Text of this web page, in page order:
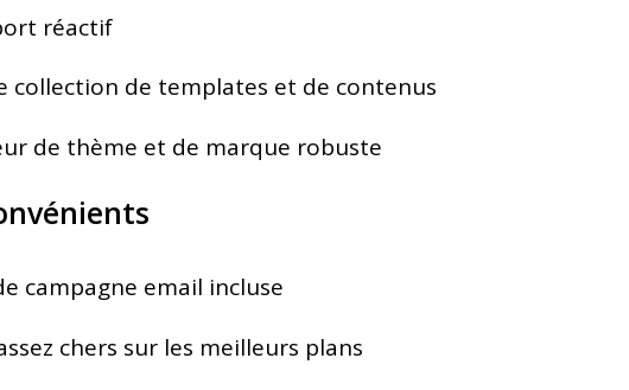
réactif
collection de templates et de contenus
de thème et de marque robuste
campagne email incluse
chers sur les meilleurs plans